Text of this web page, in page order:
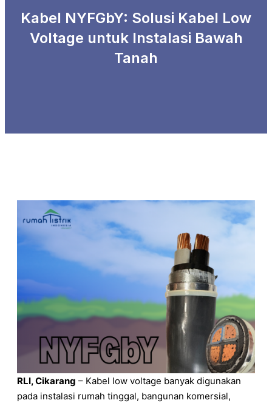
Kabel NYFGbY: Solusi Kabel Low
Voltage untuk Instalasi Bawah
Tanah
RLI, Cikarang – Kabel low voltage banyak digunakan
pada instalasi rumah tinggal, bangunan komersial,